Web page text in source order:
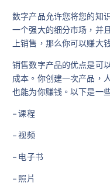
数字产品允许您将您的知
一个强大的细分市场，并
上销售，那么你可以赚大
销售数字产品的优点是可
成本。你创建一次产品，
也能为你赚钱。以下是一
– 课程
– 视频
– 电子书
– 照片